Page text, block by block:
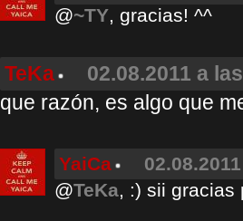
@~TY, gracias! ^^
TeKa
02.08.2011 a
que razón, es algo que
YaiCa
@TeKa, :) sii gracias